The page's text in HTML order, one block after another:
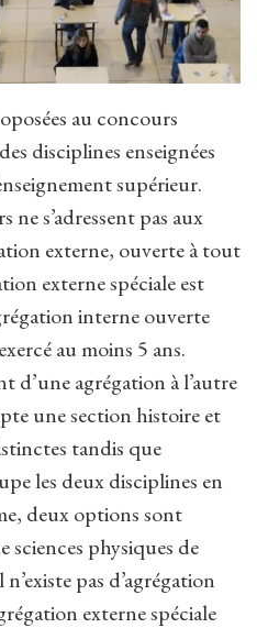
au concours
disciplines enseignées
supérieur.
s’adressent pas aux
externe, ouverte à tout
externe spéciale est
interne ouverte
au moins 5 ans.
d’une agrégation à l’autre
une section histoire et
tandis que
les deux disciplines en
deux options sont
sciences physiques de
pas d’agrégation
externe spéciale